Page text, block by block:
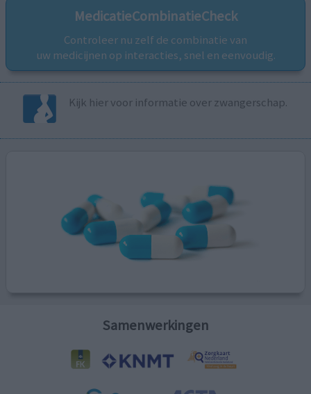
MedicatieCombinatieCheck
Controleer nu zelf de combinatie van
uw medicijnen op interacties, snel en eenvoudig.
Kijk hier voor informatie over zwangerschap.
Samenwerkingen